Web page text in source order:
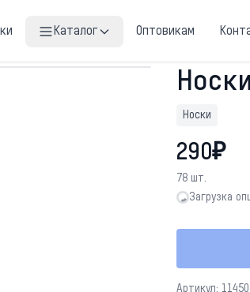
Каталог Оптовикам
Носки
290₽
78 шт.
Загрузка
Загрузка
Артикул: